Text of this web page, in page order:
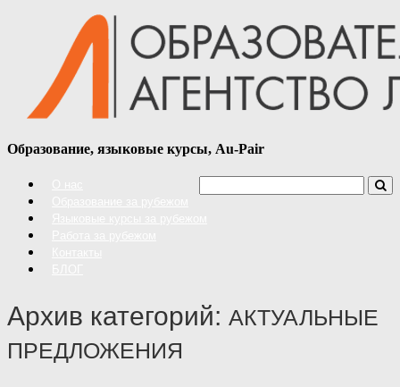
Образование, языковые курсы, Au-Pair
Архив категорий: АКТУАЛЬНЫЕ
ПРЕДЛОЖЕНИЯ